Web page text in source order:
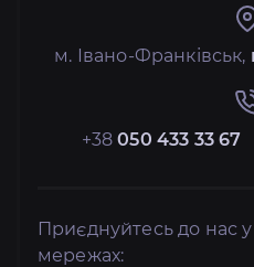
м. Івано-Франківськ,
+38050 433 33 67
Приєднуйтесь до нас у
мережах: